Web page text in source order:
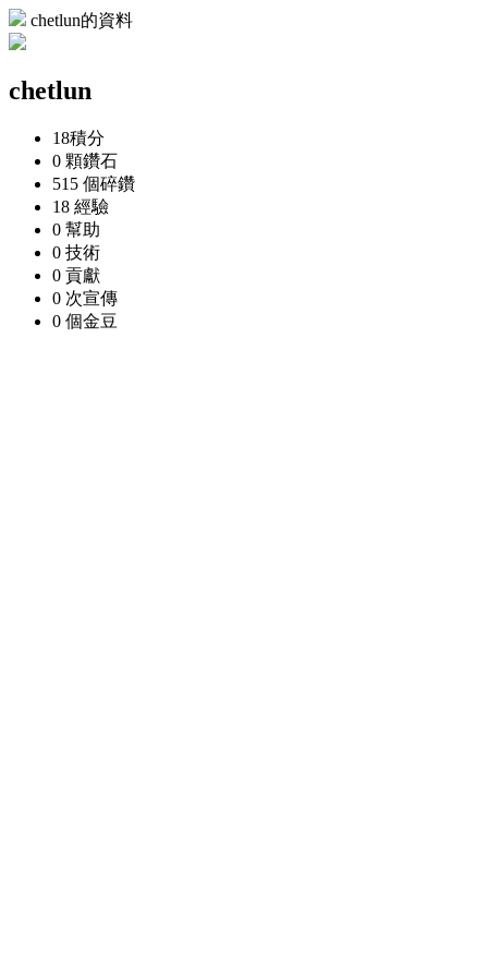
chetlun的資料
chetlun
18積分
0 顆鑽石
515 個碎鑽
18 經驗
0 幫助
0 技術
0 貢獻
0 次宣傳
0 個金豆